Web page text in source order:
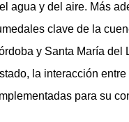
agua y del aire. Más
clave de la
y Santa María del
la interacción
para su